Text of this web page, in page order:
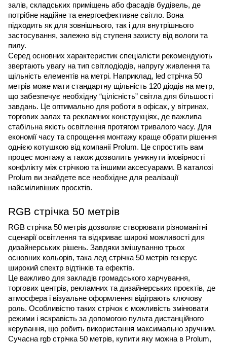
залів, складських приміщень або фасадів будівель, де
потрібне надійне та енергоефективне світло. Вона
підходить як для зовнішнього, так і для внутрішнього
застосування, залежно від ступеня захисту від вологи та
пилу.
Серед основних характеристик спеціалісти рекомендують
звертають увагу на тип світлодіодів, напругу живлення та
щільність елементів на метрі. Наприклад, led стрічка 50
метрів може мати стандартну щільність 120 діодів на метр,
що забезпечує необхідну “цілісність” світла для більшості
завдань. Це оптимально для роботи в офісах, у вітринах,
торгових залах та рекламних конструкціях, де важлива
стабільна якість освітлення протягом тривалого часу. Для
економії часу та спрощення монтажу краще обрати рішення
однією котушкою від компанії Prolum. Це спростить вам
процес монтажу а також дозволить уникнути імовірності
конфлікту між стрічкою та іншими аксесуарами. В каталозі
Prolum ви знайдете все необхідне для реалізації
найсміливіших проєктів.
RGB стрічка 50 метрів
RGB стрічка 50 метрів дозволяє створювати різноманітні
сценарії освітлення та відкриває широкі можливості для
дизайнерських рішень. Завдяки змішуванню трьох
основних кольорів, така лед стрічка 50 метрів генерує
широкий спектр відтінків та ефектів.
Це важливо для закладів громадського харчування,
торгових центрів, рекламних та дизайнерських проєктів, де
атмосфера і візуальне оформлення відіграють ключову
роль. Особливістю таких стрічок є можливість змінювати
режими і яскравість за допомогою пульта дистанційного
керування, що робить використання максимально зручним.
Сучасна rgb стрічка 50 метрів, купити яку можна в Prolum,